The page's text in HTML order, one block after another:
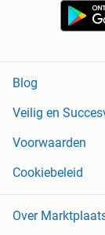
Blog
Veilig en
Voorwaarden
Cookiebeleid
Over